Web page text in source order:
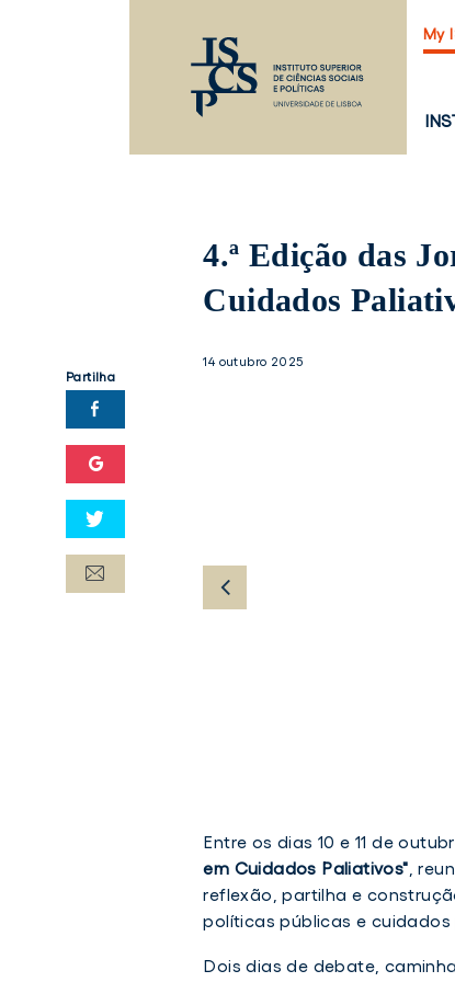
My
Partilha
4.ª Edição das
Cuidados
14 outubro 2025
Entre os dias 10 e 11 de
em Cuidados Paliativos" ,
reflexão, partilha e
políticas públicas e
Dois dias de debate,